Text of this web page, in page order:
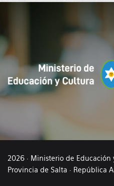
2026 · Ministerio de Educación
Provincia de Salta · República